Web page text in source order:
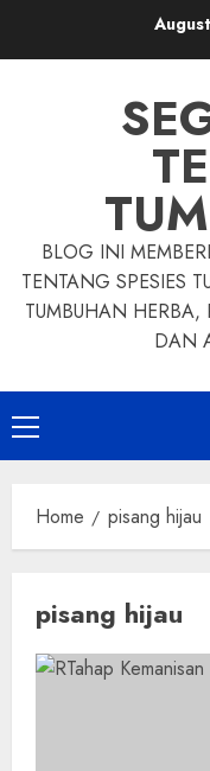
BLOG INI
TENTANG SPESIES
TUMBUHAN HERBA,
DAN
Primary
Menu
Home pisang hijau
pisang hijau